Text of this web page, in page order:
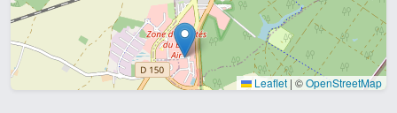
Leaflet | ©OpenStreetMap